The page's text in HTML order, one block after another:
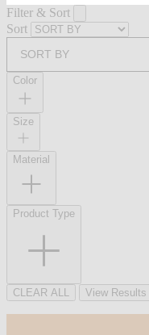
Filter & Sort
Sort
SORT BY
Color
Size
Material
Product Type
CLEAR ALL View Results